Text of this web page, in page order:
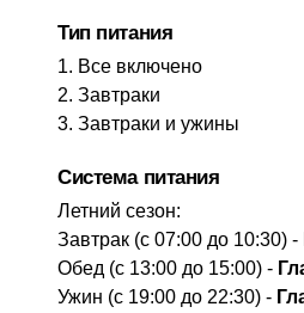
Тип питания
Все включено
Завтраки
Завтраки и ужины
Система питания
Летний сезон:
Завтрак (с 07:00 до 10:30) -
Обед (с 13:00 до 15:00) -
Ужин (с 19:00 до 22:30) -